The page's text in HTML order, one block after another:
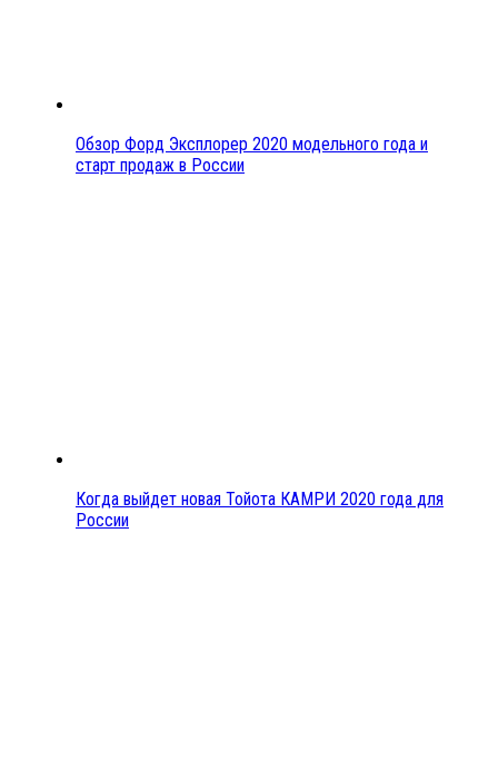
Обзор Форд Эксплорер 2020 модельного года и
старт продаж в России
Когда выйдет новая Тойота КАМРИ 2020 года для
России